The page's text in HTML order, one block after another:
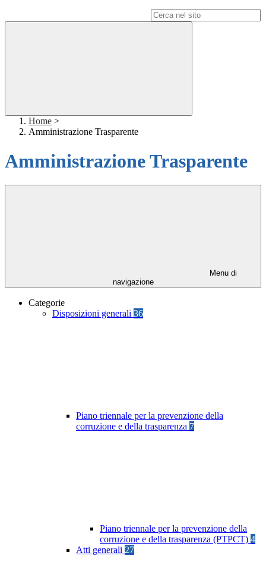
Home >
Amministrazione Trasparente
Amministrazione Trasparente
Menu di
navigazione
Categorie
Disposizioni generali 36
Piano triennale per la prevenzione della
corruzione e della trasparenza 7
Piano triennale per la prevenzione della
corruzione e della trasparenza (PTPCT) 4
Atti generali 27